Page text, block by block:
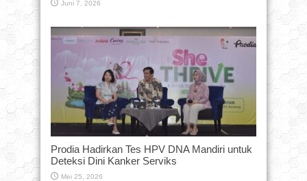
Juni 7, 2026
Prodia Hadirkan Tes HPV DNA Mandiri untuk
Deteksi Dini Kanker Serviks
Mei 25, 2026